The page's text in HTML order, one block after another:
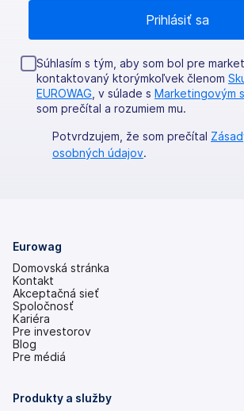
Súhlasím s tým, aby som bol pre
kontaktovaný ktorýmkoľvek členom
EUROWAG , v súlade s Marketingovým
som prečítal a rozumiem mu.
Potvrdzujem, že som prečítal
osobných údajov.
Eurowag
Domovská stránka
Kontakt
Akceptačná sieť
Spoločnosť
Kariéra
Pre investorov
(otvoriť
s
Blog
Pre médiá
Produkty a služby